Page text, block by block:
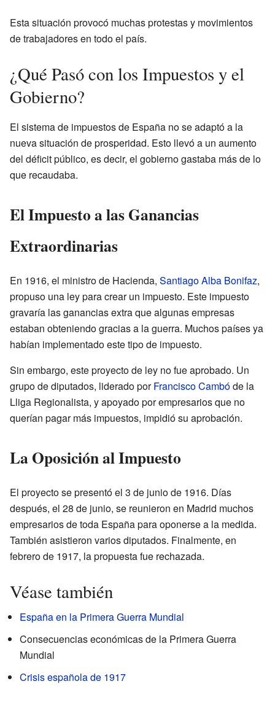
Esta situación provocó muchas protestas y movimientos
de trabajadores en todo el país.
¿Qué Pasó con los Impuestos y el
Gobierno?
El sistema de impuestos de España no se adaptó a la
nueva situación de prosperidad. Esto llevó a un aumento
del déficit público, es decir, el gobierno gastaba más de lo
que recaudaba.
El Impuesto a las Ganancias
Extraordinarias
En 1916, el ministro de Hacienda, Santiago Alba Bonifaz,
propuso una ley para crear un impuesto. Este impuesto
gravaría las ganancias extra que algunas empresas
estaban obteniendo gracias a la guerra. Muchos países ya
habían implementado este tipo de impuesto.
Sin embargo, este proyecto de ley no fue aprobado. Un
grupo de diputados, liderado porFrancisco Cambóde la
Lliga Regionalista, y apoyado por empresarios que no
querían pagar más impuestos, impidió su aprobación.
La Oposición al Impuesto
El proyecto se presentó el 3 de junio de 1916. Días
después, el 28 de junio, se reunieron en Madrid muchos
empresarios de toda España para oponerse a la medida.
También asistieron varios diputados. Finalmente, en
febrero de 1917, la propuesta fue rechazada.
Véase también
España en la Primera Guerra Mundial
Consecuencias económicas de la Primera Guerra
Mundial
Crisis española de 1917